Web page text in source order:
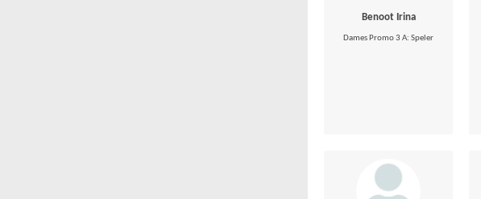
Benoot Irina
Dames Promo 3 A: Speler